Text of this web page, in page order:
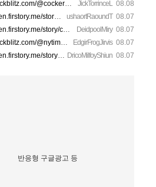
JickTorrinceL 08.08
@cockerhanstartup/collections/help__-…
ushaortRaoundT 08.07
cmsip2pjw1a3701z6ftwa1gpl htt…
DeidpoolMiry 08.07
story/cmsiqku8m17ah01yqc4c6208e htt…
EdgirFrogJirvis 08.07
@nytimes/collections/how-to-turn-off-…
DricoMilfoyShiun 08.07
story/cmsiozsiy17o601yk4yp1bpeu htt…
반응형 구글광고 등